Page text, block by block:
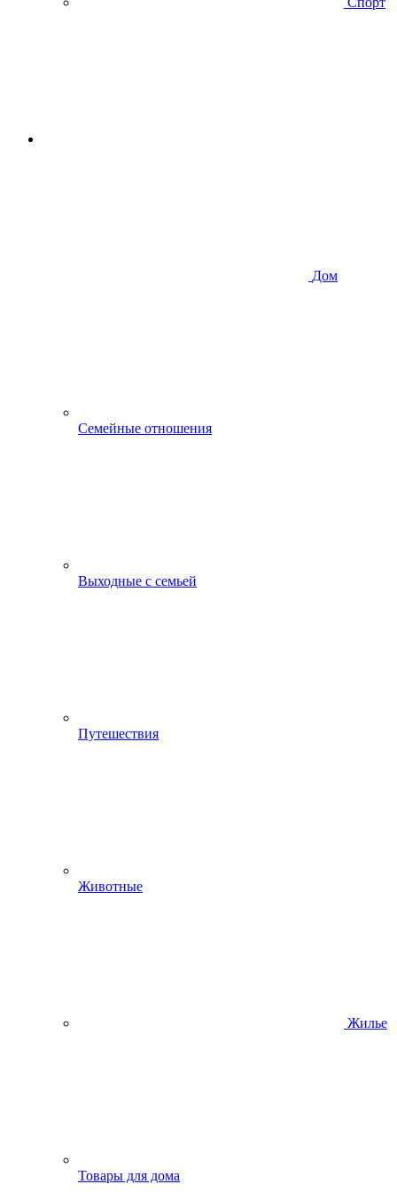
Дом
Семейные отношения
Выходные с семьей
Путешествия
Животные
Жилье
Товары для дома